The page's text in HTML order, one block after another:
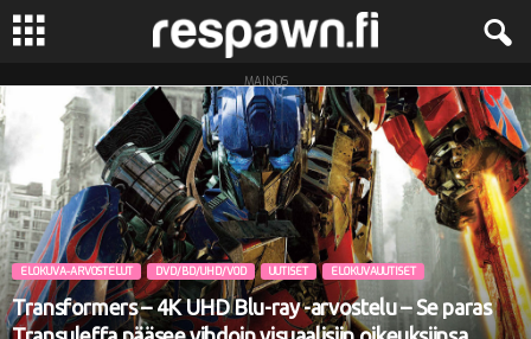
R
s
p
a
MAINOS
ELOKUVA-ARVOSTELUT DVD/BD/UHD/VOD UUTISET ELOKUVAUUTISET
Transformers – 4K UHD Blu-ray -arvostelu – Se paras